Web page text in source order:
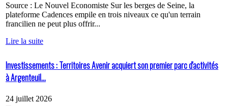
Source : Le Nouvel Economiste Sur les berges de Seine, la
plateforme Cadences empile en trois niveaux ce qu'un terrain
francilien ne peut plus offrir...
Lire la suite
Investissements : Territoires Avenir acquiert son premier parc d'activités
à Argenteuil...
24 juillet 2026